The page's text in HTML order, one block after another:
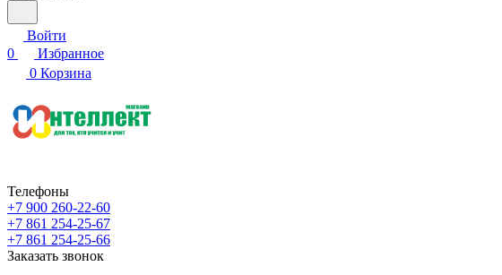
Войти
0
Избранное
0 Корзина
Телефоны
+7 900 260-22-60
+7 861 254-25-67
+7 861 254-25-66
Заказать звонок